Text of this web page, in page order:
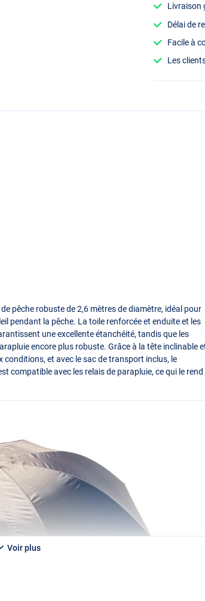
Livraison
Délai de
Facile à
Les
pêche robuste de 2,6 mètres de diamètre, idéal pour
pendant la pêche. La toile renforcée et enduite et les
une excellente étanchéité, tandis que les
encore plus robuste. Grâce à la tête inclinable
et avec le sac de transport inclus, le
compatible avec les relais de parapluie, ce qui le rend
Voir plus